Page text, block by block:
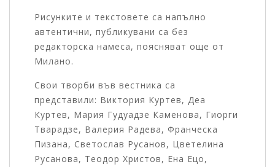
Рисунките и текстовете са напълно
автентични, публикувани са без
редакторска намеса, поясняват още от
Милано.
Свои творби във вестника са
представили: Виктория Куртев, Деа
Куртев, Мария Гудуадзе Каменова, Гиорги
Тварадзе, Валерия Радева, Франческа
Пизана, Светослав Русанов, Цветелина
Русанова, Теодор Христов, Ена Ецо,